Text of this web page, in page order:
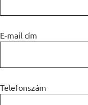
E-mail cím
Telefonszám